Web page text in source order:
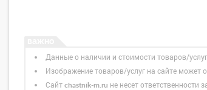
Данные о наличии и стоимости товаров/
Изображение товаров/услуг на сайте может
Сайт chastnik-m.ru не несет ответственности